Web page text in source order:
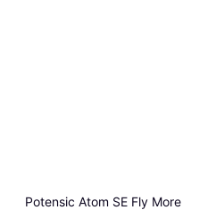
Potensic Atom SE Fly More